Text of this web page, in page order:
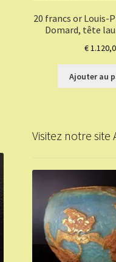
20 francs or Louis-
Domard, tête
€
Ajouter au
Visitez notre site